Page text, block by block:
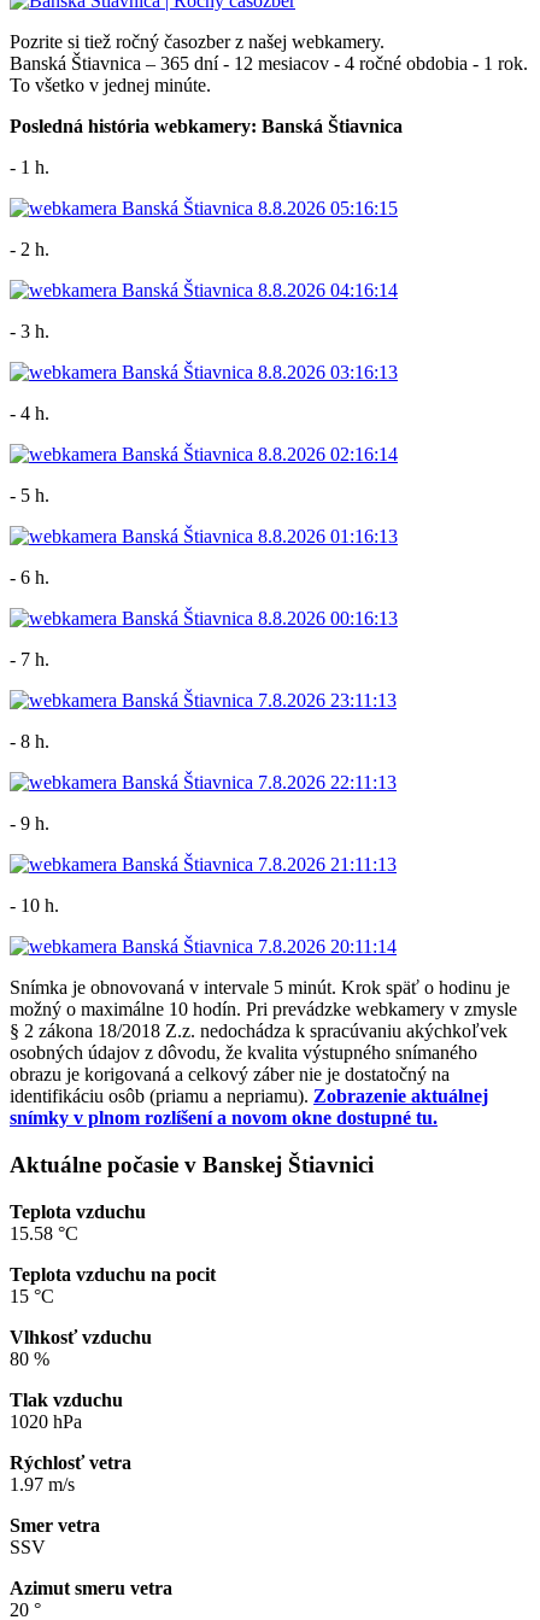
Pozrite si tiež ročný časozber z našej webkamery.
Banská Štiavnica – 365 dní - 12 mesiacov - 4 ročné obdobia - 1 rok.
To všetko v jednej minúte.
Posledná história webkamery: Banská Štiavnica
- 1 h.
- 2 h.
- 3 h.
- 4 h.
- 5 h.
- 6 h.
- 7 h.
- 8 h.
- 9 h.
- 10 h.
Snímka je obnovovaná v intervale 5 minút. Krok späť o hodinu je
možný o maximálne 10 hodín. Pri prevádzke webkamery v zmysle
§ 2 zákona 18/2018 Z.z. nedochádza k spracúvaniu akýchkoľvek
osobných údajov z dôvodu, že kvalita výstupného snímaného
obrazu je korigovaná a celkový záber nie je dostatočný na
identifikáciu osôb (priamu a nepriamu). Zobrazenie aktuálnej
snímky v plnom rozlíšení a novom okne dostupné tu.
Aktuálne počasie v Banskej Štiavnici
Teplota vzduchu
15.58 °C
Teplota vzduchu na pocit
15 °C
Vlhkosť vzduchu
80 %
Tlak vzduchu
1020 hPa
Rýchlosť vetra
1.97 m/s
Smer vetra
SSV
Azimut smeru vetra
20 °